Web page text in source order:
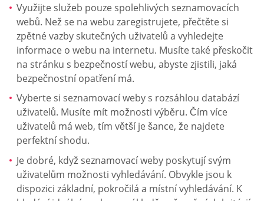
Využijte služeb pouze spolehlivých seznamovacích
webů. Než se na webu zaregistrujete, přečtěte si
zpětné vazby skutečných uživatelů a vyhledejte
informace o webu na internetu. Musíte také přeskočit
na stránku s bezpečností webu, abyste zjistili, jaká
bezpečnostní opatření má.
Vyberte si seznamovací weby s rozsáhlou databází
uživatelů. Musíte mít možnosti výběru. Čím více
uživatelů má web, tím větší je šance, že najdete
perfektní shodu.
Je dobré, když seznamovací weby poskytují svým
uživatelům možnosti vyhledávání. Obvykle jsou k
dispozici základní, pokročilá a místní vyhledávání. K